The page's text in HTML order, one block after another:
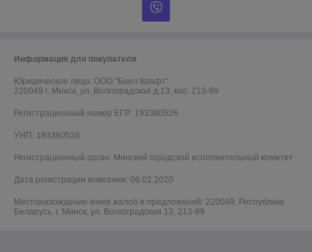
Информация для покупателя
Юридическое лицо: ООО "Баел Крафт"
220049 г. Минск, ул. Волгоградская д.13, каб. 213-89
Регистрационный номер ЕГР: 193380526
УНП: 193380526
Регистрационный орган: Минский городской исполнительный комитет
Дата регистрации компании: 06.02.2020
Местонахождение книги жалоб и предложений: 220049, Республика
Беларусь, г. Минск, ул. Волгоградская 13, 213-89